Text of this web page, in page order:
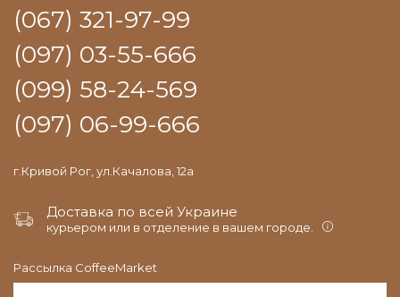
(067) 321-97-99
(097) 03-55-666
(099) 58-24-569
(097) 06-99-666
г.Кривой Рог, ул.Качалова, 12а
Доставка по всей Украине
курьером или в отделение в вашем городе.
Рассылка CoffeeMarket